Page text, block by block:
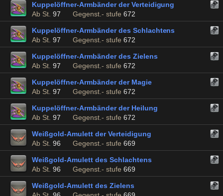
Kuppelöffner-Armbänder der Verteidigung
Ab St. 97 Gegenst.- stufe 672
Kuppelöffner-Armbänder des Schlachtens
Ab St. 97 Gegenst.- stufe 672
Kuppelöffner-Armbänder des Zielens
Ab St. 97 Gegenst.- stufe 672
Kuppelöffner-Armbänder der Magie
Ab St. 97 Gegenst.- stufe 672
Kuppelöffner-Armbänder der Heilung
Ab St. 97 Gegenst.- stufe 672
Weißgold-Amulett der Verteidigung
Ab St. 96 Gegenst.- stufe 669
Weißgold-Amulett des Schlachtens
Ab St. 96 Gegenst.- stufe 669
Weißgold-Amulett des Zielens